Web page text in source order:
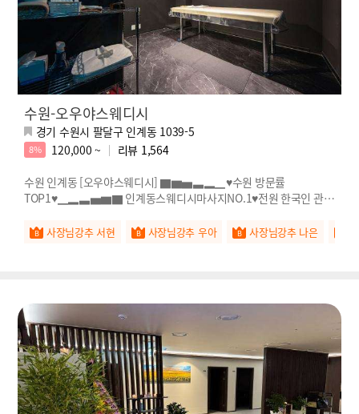
수원-오우야스웨디시
경기 수원시 팔달구 인계동 1039-5
8% 120,000 ~ 리뷰 1,564
수원 인계동 [오우야스웨디시] ▇▆▅▃▂▁♥수원 방문률
TOP1♥▁▂▃▅▆▇ 인계동스웨디시마사지NO.1♥전원 한국인 관리
사장님강추 서현 사장님강추 우아 사장님강추 나은